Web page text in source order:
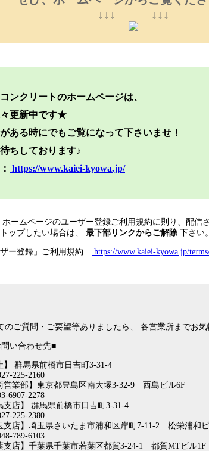
↓↓↓ ↓↓↓
ンクリートのホームページは、
更新中です★
ある時にでもご覧になって下さいませ！
ちしております♪
https://www.kaiei-kyowa.jp/
ームページのユーザー登録ご利用規約に則り、配信
ップしたい場合は、
最下部リンクからご解除 下さい。
ー登録」ご利用規約 https://www.kaiei-kyowa.jp/
のご質問・ご要望等ありましたら、 各営業所までお気
い合わせ先■
】 群馬県前橋市日吉町3-31-4
225-2160
営業部】東京都豊島区南大塚3-32-9 西島ビル6F
6907-2278
支店】 群馬県前橋市日吉町3-31-4
225-2380
支店】埼玉県さいたま市浦和区岸町7-11-2 松栄浦和
789-6103
支店】千葉県千葉市若葉区都賀3-24-1 都賀MTビル1F